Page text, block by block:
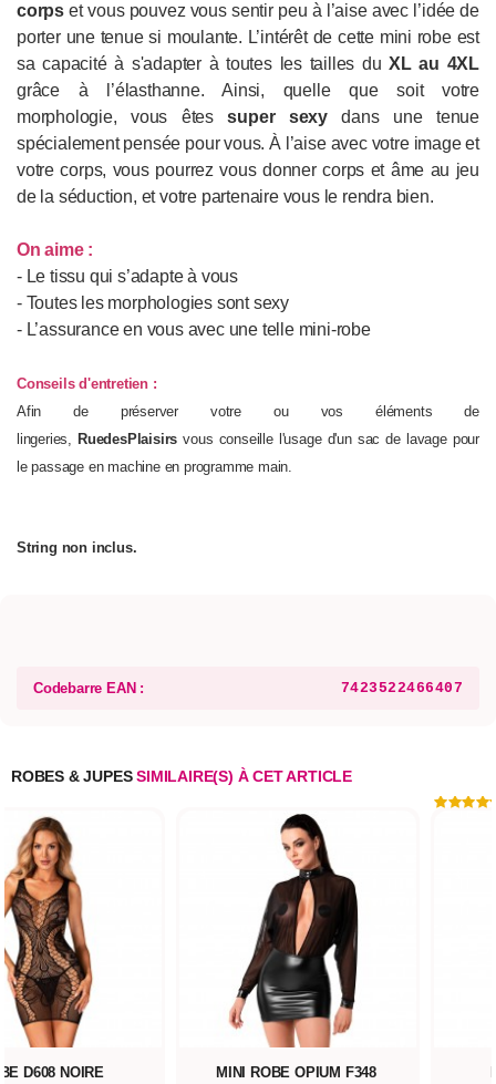
corps et vous pouvez vous sentir peu à l’aise avec l’idée de
porter une tenue si moulante. L’intérêt de cette mini robe est
sa capacité à s'adapter à toutes les tailles duXL au 4XL
grâce à l’élasthanne. Ainsi, quelle que soit votre
morphologie, vous êtessuper sexy dans une tenue
spécialement pensée pour vous. À l’aise avec votre image et
votre corps, vous pourrez vous donner corps et âme au jeu
de la séduction, et votre partenaire vous le rendra bien.
On aime :
- Le tissu qui s’adapte à vous
- Toutes les morphologies sont sexy
- L’assurance en vous avec une telle mini-robe
Conseils d'entretien :
Afin de préserver votre ou vos éléments de
lingeries, RuedesPlaisirs vous conseille l'usage d'un sac de lavage pour
le passage en machine en programme main.
String non inclus.
Codebarre EAN : 7423522466407
ROBES & JUPESSIMILAIRE(S) À CET ARTICLE
D608 NOIRE MINI ROBE OPIUM F348